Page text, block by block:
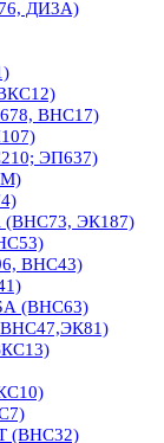
ДИ3А)
ВНС17)
ЭП637)
ЭК187)
ВНС43)
(ВНС63)
(ВНС32)